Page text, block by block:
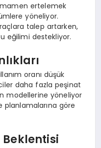
ertelemek
yöneliyor.
talep artarken,
eğilimi destekliyor.
oranı düşük
daha fazla peşinat
modellerine yöneliyor
planlamalarına göre
Beklentisi